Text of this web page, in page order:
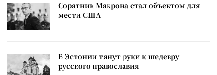
Соратник Макрона стал объектом для
мести США
В Эстонии тянут руки к шедевру
русского православия